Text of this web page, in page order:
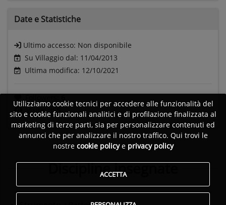
Date e Statistiche
Ultimo accesso: Non disponibile
Su Villaggio dal: 11/04/2013
Ultima modifica: 12/10/2021
Visite:
355
Discipline insegnate
Utilizziamo cookie tecnici per accedere alle funzionalità del
sito e cookie funzionali analitici e di profilazione finalizzata al
marketing di terze parti, sia per personalizzare contenuti ed
annunci che per analizzare il nostro traffico. Qui trovi le
nostre cookie policye privacy policy
ACCETTA